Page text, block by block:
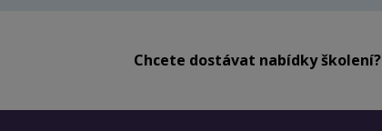
Chcete dostávat nabídky školení?